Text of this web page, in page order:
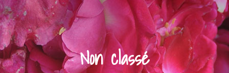
Non classé